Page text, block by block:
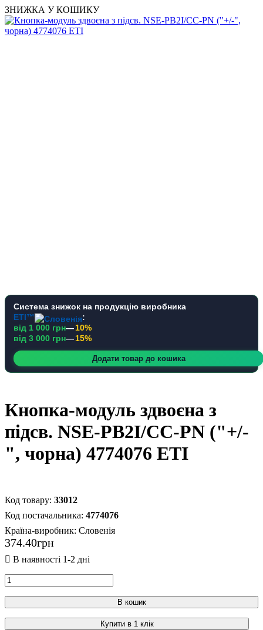
ЗНИЖКА У КОШИКУ
Система знижок на продукцію виробника
ETI™
:
від 1 000 грн—10%
від 3 000 грн—15%
Додати товар до кошика
Кнопка-модуль здвоєна з
підсв. NSE-PB2I/CC-PN ("+/-
", чорна) 4774076 ETI
33012
4774076
Країна-виробник: Словенія
374.40грн
В кошик
Купити в 1 клік